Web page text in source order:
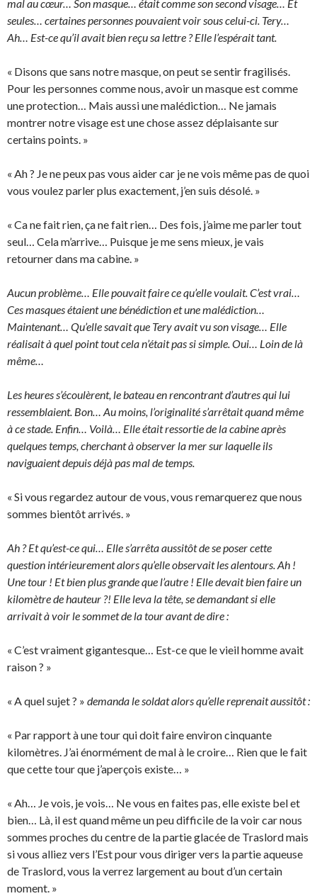
mal au cœur… Son masque… était comme son second visage… Et
seules… certaines personnes pouvaient voir sous celui-ci. Tery…
Ah… Est-ce qu’il avait bien reçu sa lettre ? Elle l’espérait tant.
« Disons que sans notre masque, on peut se sentir fragilisés.
Pour les personnes comme nous, avoir un masque est comme
une protection… Mais aussi une malédiction… Ne jamais
montrer notre visage est une chose assez déplaisante sur
certains points. »
« Ah ? Je ne peux pas vous aider car je ne vois même pas de quoi
vous voulez parler plus exactement, j’en suis désolé. »
« Ca ne fait rien, ça ne fait rien… Des fois, j’aime me parler tout
seul… Cela m’arrive… Puisque je me sens mieux, je vais
retourner dans ma cabine. »
Aucun problème… Elle pouvait faire ce qu’elle voulait. C’est vrai…
Ces masques étaient une bénédiction et une malédiction…
Maintenant… Qu’elle savait que Tery avait vu son visage… Elle
réalisait à quel point tout cela n’était pas si simple. Oui… Loin de là
même…
Les heures s’écoulèrent, le bateau en rencontrant d’autres qui lui
ressemblaient. Bon… Au moins, l’originalité s’arrêtait quand même
à ce stade. Enfin… Voilà… Elle était ressortie de la cabine après
quelques temps, cherchant à observer la mer sur laquelle ils
naviguaient depuis déjà pas mal de temps.
« Si vous regardez autour de vous, vous remarquerez que nous
sommes bientôt arrivés. »
Ah ? Et qu’est-ce qui… Elle s’arrêta aussitôt de se poser cette
question intérieurement alors qu’elle observait les alentours. Ah !
Une tour ! Et bien plus grande que l’autre ! Elle devait bien faire un
kilomètre de hauteur ?! Elle leva la tête, se demandant si elle
arrivait à voir le sommet de la tour avant de dire :
« C’est vraiment gigantesque… Est-ce que le vieil homme avait
raison ? »
« A quel sujet ? » demanda le soldat alors qu’elle reprenait aussitôt :
« Par rapport à une tour qui doit faire environ cinquante
kilomètres. J’ai énormément de mal à le croire… Rien que le fait
que cette tour que j’aperçois existe… »
« Ah… Je vois, je vois… Ne vous en faites pas, elle existe bel et
bien… Là, il est quand même un peu difficile de la voir car nous
sommes proches du centre de la partie glacée de Traslord mais
si vous alliez vers l’Est pour vous diriger vers la partie aqueuse
de Traslord, vous la verrez largement au bout d’un certain
moment. »